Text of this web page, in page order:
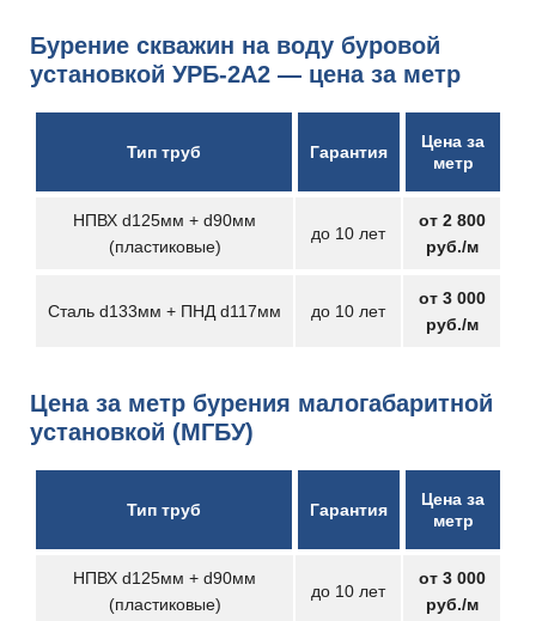
Бурение скважин на воду буровой
установкой УРБ-2А2 — цена за метр
Тип труб Гарантия
Цена за
метр
НПВХ d125мм + d90мм
(пластиковые)
до 10 лет
от 2 800
руб./м
Сталь d133мм + ПНД d117мм до 10 лет
от 3 000
руб./м
Цена за метр бурения малогабаритной
установкой (МГБУ)
Тип труб Гарантия
Цена за
метр
НПВХ d125мм + d90мм
(пластиковые)
до 10 лет
от 3 000
руб./м